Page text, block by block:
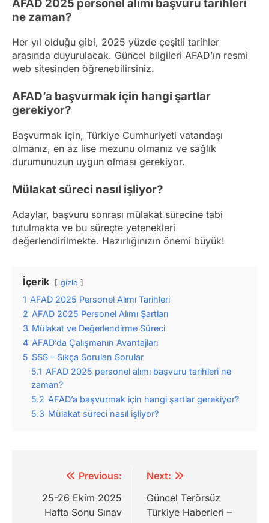
AFAD 2025 personel alımı başvuru tarihleri
ne zaman?
Her yıl olduğu gibi, 2025 yüzde çeşitli tarihler
arasında duyurulacak. Güncel bilgileri AFAD’ın resmi
web sitesinden öğrenebilirsiniz.
AFAD’a başvurmak için hangi şartlar
gerekiyor?
Başvurmak için, Türkiye Cumhuriyeti vatandaşı
olmanız, en az lise mezunu olmanız ve sağlık
durumunuzun uygun olması gerekiyor.
Mülakat süreci nasıl işliyor?
Adaylar, başvuru sonrası mülakat sürecine tabi
tutulmakta ve bu süreçte yetenekleri
değerlendirilmekte. Hazırlığınızın önemi büyük!
İçerik gizle
1 AFAD 2025 Personel Alımı Tarihleri
2 AFAD 2025 Personel Alımı Şartları
3 Mülakat ve Değerlendirme Süreci
4 AFAD’da Çalışmanın Avantajları
5 SSS – Sıkça Sorulan Sorular
5.1 AFAD 2025 personel alımı başvuru tarihleri ne
zaman?
5.2 AFAD’a başvurmak için hangi şartlar gerekiyor?
5.3 Mülakat süreci nasıl işliyor?
gezinmesi
Previous:
25-26 Ekim 2025
Hafta Sonu Sınav
Next:
Güncel Terörsüz
Türkiye Haberleri –